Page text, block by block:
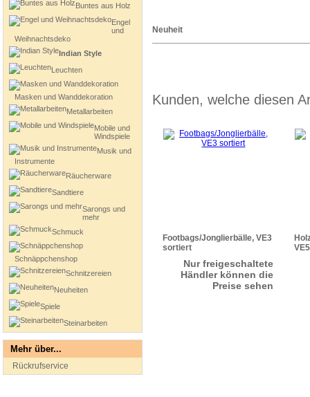
Neuheit
Kunden, welche diesen
Footbags/Jonglierbälle, VE3
sortiert
Nur freigeschaltete
Händler können die
Preise sehen
VE5
Buntes aus Holz
Engel
und
Weihnachtsdeko
Indian Style
Leuchten
Masken und Wanddekoration
Metallarbeiten
Mobile und
Windspiele
Musik und
Instrumente
Räucherware
Sandtiere
Sarongs und
mehr
Schmuck
Schnäppchenshop
Schnitzereien
Neuheiten
Spiele
Steinarbeiten
Mehr über...
Rückrufservice